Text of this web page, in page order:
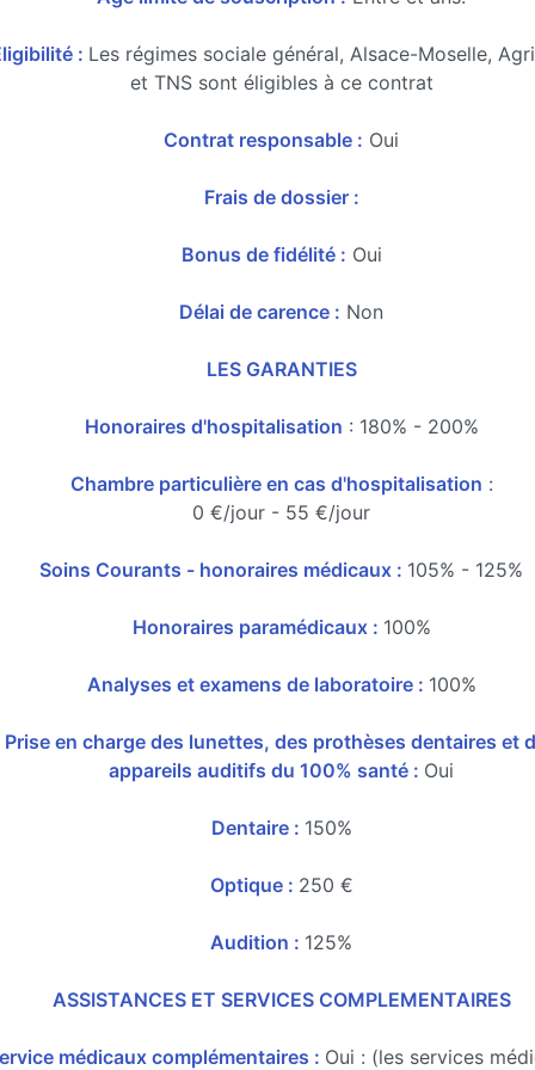
: Les régimes sociale général, Alsace-Moselle,
et TNS sont éligibles à ce contrat
Contrat responsable : Oui
Frais de dossier :
Bonus de fidélité : Oui
Délai de carence : Non
LES GARANTIES
Honoraires d'hospitalisation : 180% - 200%
Chambre particulière en cas d'hospitalisation :
0 €/jour - 55 €/jour
Soins Courants - honoraires médicaux : 105% - 125%
Honoraires paramédicaux : 100%
Analyses et examens de laboratoire : 100%
Prise en charge des lunettes, des prothèses dentaires et
appareils auditifs du 100% santé : Oui
Dentaire : 150%
Optique : 250 €
Audition : 125%
ASSISTANCES ET SERVICES COMPLEMENTAIRES
médicaux complémentaires : Oui : (les services